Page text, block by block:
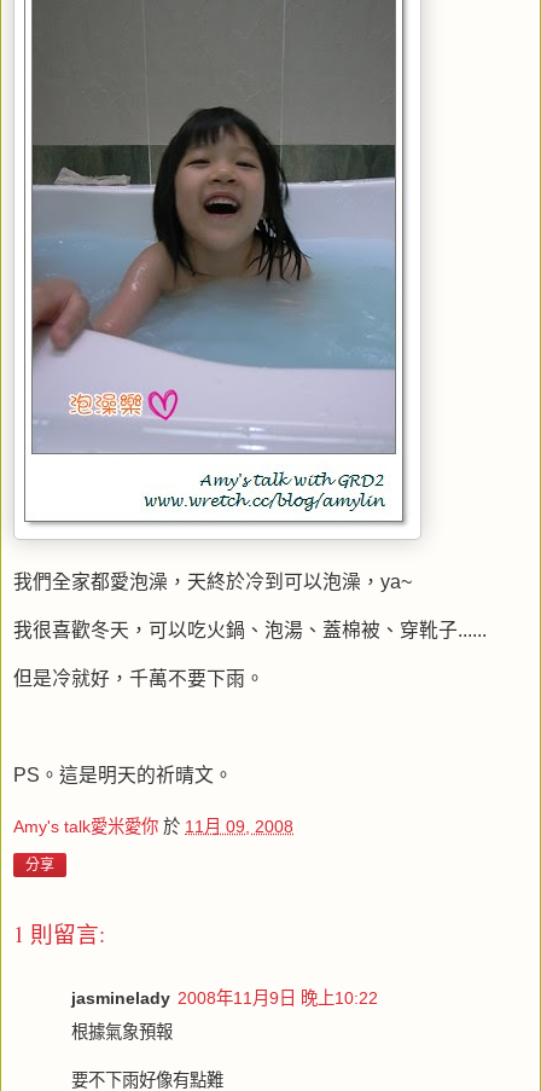
我們全家都愛泡澡，天終於冷到可以泡澡，ya~
我很喜歡冬天，可以吃火鍋、泡湯、蓋棉被、穿靴子......
但是冷就好，千萬不要下雨。
PS。這是明天的祈晴文。
Amy's talk愛米愛你 於 11月 09, 2008
分享
1 則留言:
jasminelady 2008年11月9日 晚上10:22
根據氣象預報
要不下雨好像有點難